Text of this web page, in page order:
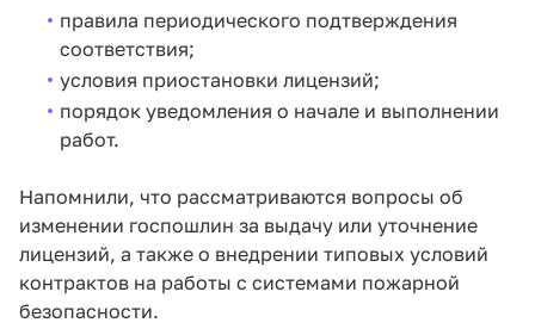
правила периодического подтверждения
соответствия;
условия приостановки лицензий;
порядок уведомления о начале и выполнении
работ.
Напомнили, что рассматриваются вопросы об
изменении госпошлин за выдачу или уточнение
лицензий, а также о внедрении типовых условий
контрактов на работы с системами пожарной
безопасности.